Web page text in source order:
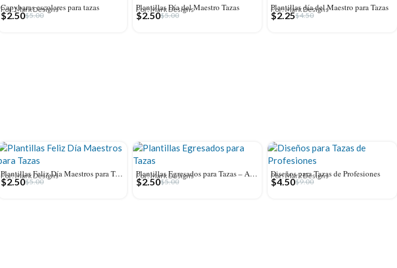
Capybaras escolares para tazas
Por: Mark Designs
$5.00
$2.50
Plantillas Día del Maestro Tazas
Por: Mark Designs
$5.00
$2.50
Plantillas día del Maestro para Tazas
Por: Mark Designs
$4.50
$2.25
Plantillas Feliz Día Maestros para Tazas
Por: Mark Designs
$5.00
$2.50
Plantillas Egresados para Tazas – Año editables
Por: Mark Designs
$5.00
$2.50
Diseños para Tazas de Profesiones
Por: Mark Designs
$9.00
$4.50